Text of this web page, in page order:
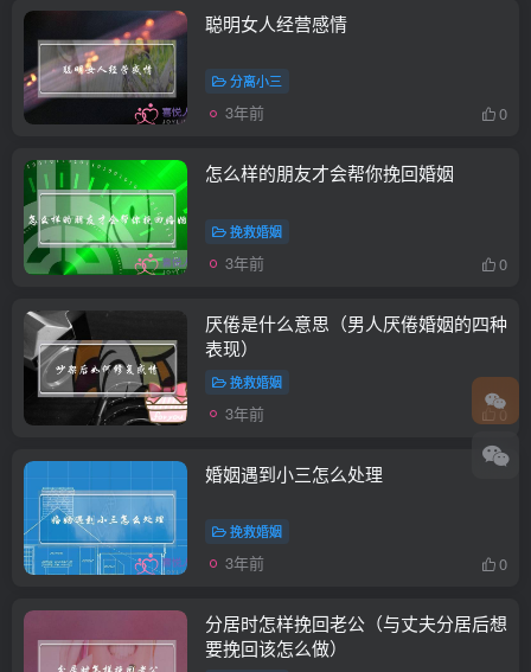
聪明女人经营感情
分离小三
3年前 0
怎么样的朋友才会帮你挽回婚姻
挽救婚姻
3年前 0
厌倦是什么意思（男人厌倦婚姻的四种
表现）
挽救婚姻
3年前 0
婚姻遇到小三怎么处理
挽救婚姻
3年前 0
分居时怎样挽回老公（与丈夫分居后想
要挽回该怎么做）